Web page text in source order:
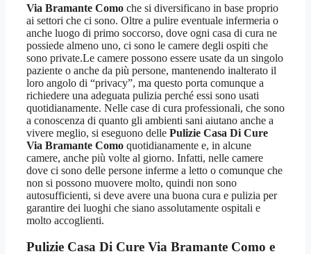
Via Bramante Como che si diversificano in base proprio
ai settori che ci sono. Oltre a pulire eventuale infermeria o
anche luogo di primo soccorso, dove ogni casa di cura ne
possiede almeno uno, ci sono le camere degli ospiti che
sono private.Le camere possono essere usate da un singolo
paziente o anche da più persone, mantenendo inalterato il
loro angolo di “privacy”, ma questo porta comunque a
richiedere una adeguata pulizia perché essi sono usati
quotidianamente. Nelle case di cura professionali, che sono
a conoscenza di quanto gli ambienti sani aiutano anche a
vivere meglio, si eseguono delle Pulizie Casa Di Cure
Via Bramante Como quotidianamente e, in alcune
camere, anche più volte al giorno. Infatti, nelle camere
dove ci sono delle persone inferme a letto o comunque che
non si possono muovere molto, quindi non sono
autosufficienti, si deve avere una buona cura e pulizia per
garantire dei luoghi che siano assolutamente ospitali e
molto accoglienti.
Pulizie Casa Di Cure Via Bramante Como e